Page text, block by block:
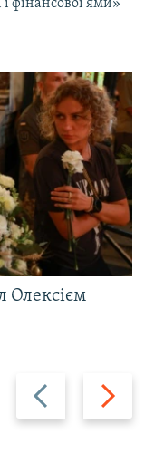
і фінансової ями»
Назад Вперед
Олексієм